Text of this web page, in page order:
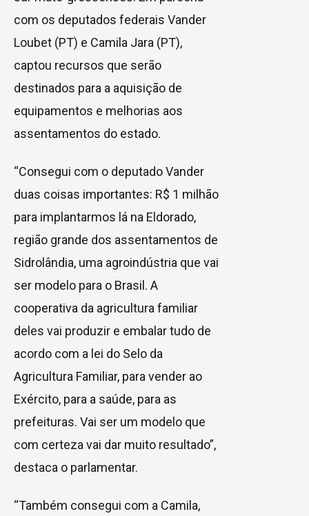
com os deputados federais Vander
Loubet (PT) e Camila Jara (PT),
captou recursos que serão
destinados para a aquisição de
equipamentos e melhorias aos
assentamentos do estado.
“Consegui com o deputado Vander
duas coisas importantes: R$ 1 milhão
para implantarmos lá na Eldorado,
região grande dos assentamentos de
Sidrolândia, uma agroindústria que vai
ser modelo para o Brasil. A
cooperativa da agricultura familiar
deles vai produzir e embalar tudo de
acordo com a lei do Selo da
Agricultura Familiar, para vender ao
Exército, para a saúde, para as
prefeituras. Vai ser um modelo que
com certeza vai dar muito resultado”,
destaca o parlamentar.
“Também consegui com a Camila,